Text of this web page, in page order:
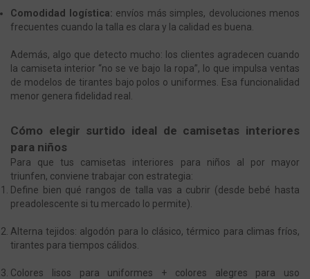
Comodidad logística: envíos más simples, devoluciones menos
frecuentes cuando la talla es clara y la calidad es buena.
Además, algo que detecto mucho: los clientes agradecen cuando
la camiseta interior “no se ve bajo la ropa”, lo que impulsa ventas
de modelos de tirantes bajo polos o uniformes. Esa funcionalidad
menor genera fidelidad real.
Cómo elegir surtido ideal de camisetas interiores
para niños
Para que tus camisetas interiores para niños al por mayor
triunfen, conviene trabajar con estrategia:
Define bien qué rangos de talla vas a cubrir (desde bebé hasta
preadolescente si tu mercado lo permite).
Alterna tejidos: algodón para lo clásico, térmico para climas fríos,
tirantes para tiempos cálidos.
Colores lisos para uniformes + colores alegres para uso